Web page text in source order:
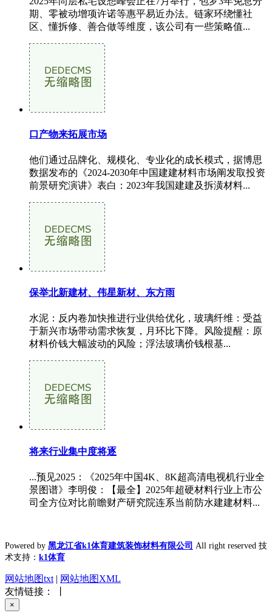
期、零被动增项许诺等惠平易近办法。链家环绕懂社
区、懂拆修、善合做等维度，该公司有一些策略值...
口产物来拓展市场
他们通过品牌化、规模化、专业化的成长模式，据博思
数据发布的《2024-2030年中国建建材料市场阐发取投资
前景研究演讲》表白：2023年我国建建及拆潢材料...
保举北新建材、伟星新材、东方雨
水泥：反内卷加快推进行业供给优化，玻璃纤维：受益
于新兴市场带动需求恢复，月环比下降。风险提醒：原
材料价钱大幅波动的风险；浮法玻璃价钱根基...
将来行业集中度将逐
...预见2025：《2025年中国4K、8K超高清电视机行业全
景图谱》李明俊：【最全】2025年超硬材料行业上市公
司全方位对比前瞻财产研究院连系当前防水建建材料...
Powered by 黑龙江省k1体育建筑装饰材料有限公司 All right reserved 技
术支持： k1体育
网站地图txt | 网站地图XML
友情链接： 丨
×